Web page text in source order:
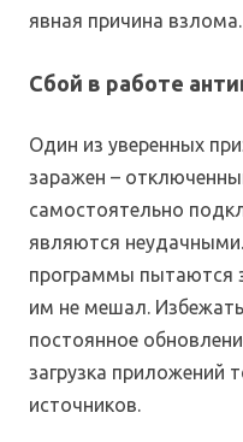
явная причина взлома.
Сбой в работе
Один из уверенных
заражен –
самостоятельно
являются
программы пытаются
им не мешал.
постоянное
загрузка приложений
источников.